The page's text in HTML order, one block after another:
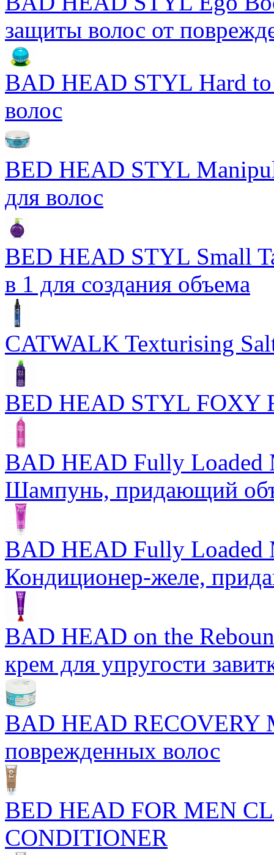
защиты волос от
BAD HEAD STYL Hard to
волос
BED HEAD STYL
для волос
BED HEAD STYL Small
в 1 для создания объема
CATWALK Texturising
BED HEAD STYL FOXY
BAD HEAD Fully Loaded
Шампунь, придающий
BAD HEAD Fully Loaded
Кондиционер-желе,
BAD HEAD on the
крем для упругости
BAD HEAD RECOVERY
поврежденных волос
BED HEAD FOR MEN
CONDITIONER